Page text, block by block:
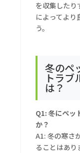
を収集したり
によってより
う。
冬のペ
トラブ
は？
Q1: 冬にペッ
か？
A1: 冬の寒さ
ることはあり